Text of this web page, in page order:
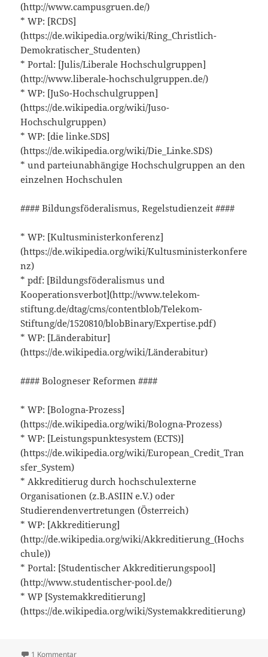
(http://www.campusgruen.de/)
* WP: [RCDS]
(https://de.wikipedia.org/wiki/Ring_Christlich-
Demokratischer_Studenten)
* Portal: [Julis/Liberale Hochschulgruppen]
(http://www.liberale-hochschulgruppen.de/)
* WP: [JuSo-Hochschulgruppen]
(https://de.wikipedia.org/wiki/Juso-
Hochschulgruppen)
* WP: [die linke.SDS]
(https://de.wikipedia.org/wiki/Die_Linke.SDS)
* und parteiunabhängige Hochschulgruppen an den
einzelnen Hochschulen
#### Bildungsföderalismus, Regelstudienzeit ####
* WP: [Kultusministerkonferenz]
(https://de.wikipedia.org/wiki/Kultusministerkonfere
nz)
* pdf: [Bildungsföderalismus und
Kooperationsverbot](http://www.telekom-
stiftung.de/dtag/cms/contentblob/Telekom-
Stiftung/de/1520810/blobBinary/Expertise.pdf)
* WP: [Länderabitur]
(https://de.wikipedia.org/wiki/Länderabitur)
#### Bologneser Reformen ####
* WP: [Bologna-Prozess]
(https://de.wikipedia.org/wiki/Bologna-Prozess)
* WP: [Leistungspunktesystem (ECTS)]
(https://de.wikipedia.org/wiki/European_Credit_Tran
sfer_System)
* Akkreditierug durch hochschulexterne
Organisationen (z.B.ASIIN e.V.) oder
Studierendenvertretungen (Österreich)
* WP: [Akkreditierung]
(http://de.wikipedia.org/wiki/Akkreditierung_(Hochs
chule))
* Portal: [Studentischer Akkreditierungspool]
(http://www.studentischer-pool.de/)
* WP [Systemakkreditierung]
(https://de.wikipedia.org/wiki/Systemakkreditierung)
1 Kommentarzu Folge 93: Hochschulpolitik